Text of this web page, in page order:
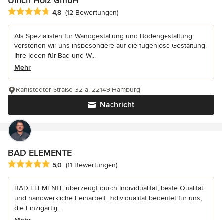
Durchschnittliche Bewertung: 4.8 von 5 Sternen
4,8 (12 Bewertungen)
Als Spezialisten für Wandgestaltung und Bodengestaltung
verstehen wir uns insbesondere auf die fugenlose Gestaltung.
Ihre Ideen für Bad und W...
Mehr
Nachricht
Rahlstedter Straße 32 a, 22149 Hamburg
BAD ELEMENTE
Durchschnittliche Bewertung: 5 von 5 Sternen
5,0 (11 Bewertungen)
BAD ELEMENTE überzeugt durch Individualität, beste Qualität
und handwerkliche Feinarbeit. Individualität bedeutet für uns,
die Einzigartig...